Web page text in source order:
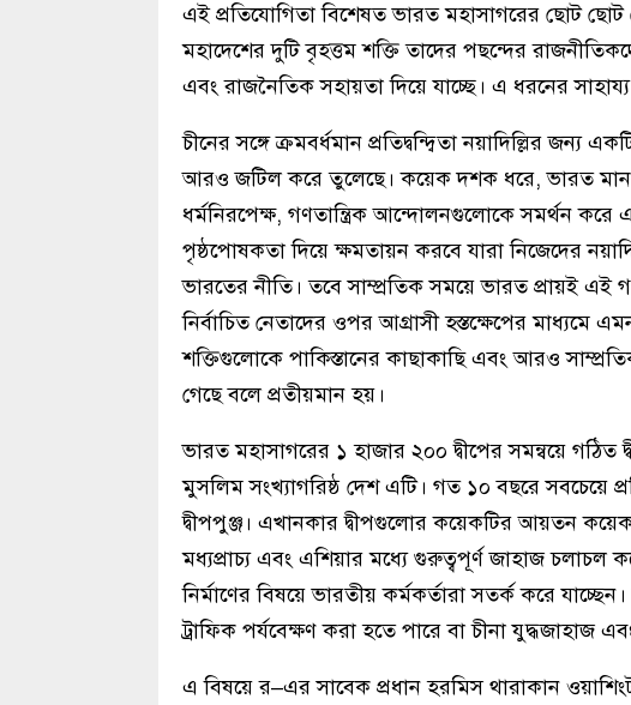
এই প্রতিযোগিতা বিশেষত ভারত মহাসাগরের ছোট ছোট
মহাদেশের দুটি বৃহত্তম শক্তি তাদের পছন্দের
এবং রাজনৈতিক সহায়তা দিয়ে যাচ্ছে। এ ধরনের
চীনের সঙ্গে ক্রমবর্ধমান প্রতিদ্বন্দ্বিতা নয়াদিল্লির জন্য
আরও জটিল করে তুলেছে। কয়েক দশক ধরে, ভারত
ধর্মনিরপেক্ষ, গণতান্ত্রিক আন্দোলনগুলোকে সমর্থন
পৃষ্ঠপোষকতা দিয়ে ক্ষমতায়ন করবে যারা নিজেদের
ভারতের নীতি। তবে সাম্প্রতিক সময়ে ভারত প্রায়ই
নির্বাচিত নেতাদের ওপর আগ্রাসী হস্তক্ষেপের মাধ্যমে
শক্তিগুলোকে পাকিস্তানের কাছাকাছি এবং আরও
গেছে বলে প্রতীয়মান হয়।
ভারত মহাসাগরের ১ হাজার ২০০ দ্বীপের সমন্বয়ে গঠিত
মুসলিম সংখ্যাগরিষ্ঠ দেশ এটি। গত ১০ বছরে সবচেয়ে
দ্বীপপুঞ্জ। এখানকার দ্বীপগুলোর কয়েকটির আয়তন
মধ্যপ্রাচ্য এবং এশিয়ার মধ্যে গুরুত্বপূর্ণ জাহাজ চলাচল
নির্মাণের বিষয়ে ভারতীয় কর্মকর্তারা সতর্ক করে
ট্রাফিক পর্যবেক্ষণ করা হতে পারে বা চীনা যুদ্ধজাহাজ
এ বিষয়ে র–এর সাবেক প্রধান হরমিস থারাকান